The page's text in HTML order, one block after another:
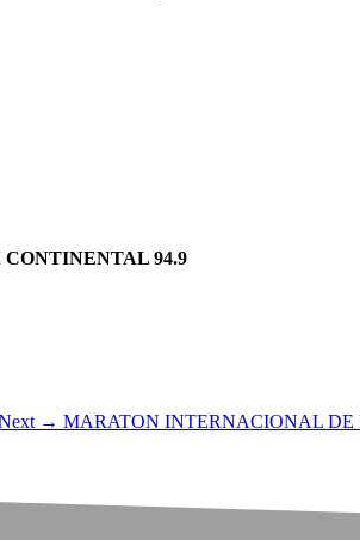
94.9
→ MARATON INTERNACIONAL DE